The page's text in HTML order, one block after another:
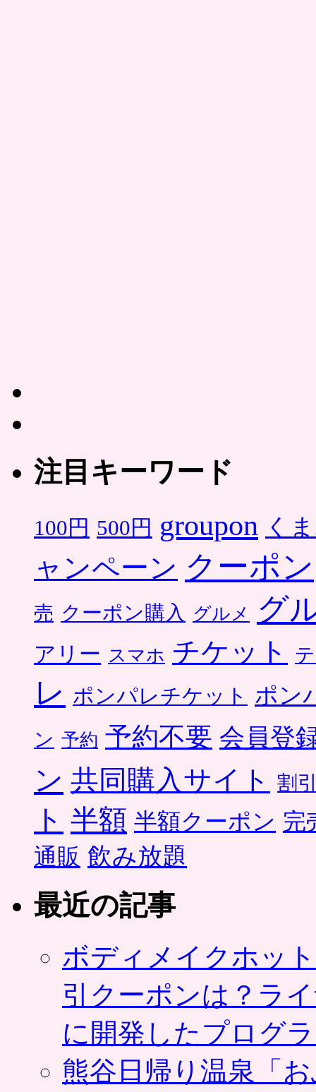
注目キーワード
100円 500円 groupon く
ャンペーン クーポン
売 クーポン購入 グルメ グ
アリー スマホ チケット
レ ポンパレチケット ポン
ン 予約 予約不要 会員登
ン 共同購入サイト 割
ト 半額 半額クーポン 完
通販 飲み放題
最近の記事
ボディメイクホッ
引クーポンは？ラ
に開発したプログ
熊谷日帰り温泉「